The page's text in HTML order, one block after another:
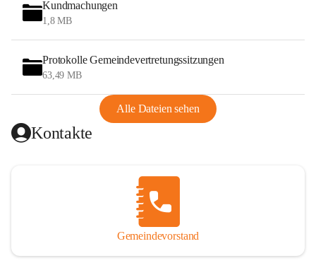
Kundmachungen
1,8 MB
Protokolle Gemeindevertretungssitzungen
63,49 MB
Alle Dateien sehen
Kontakte
Gemeindevorstand